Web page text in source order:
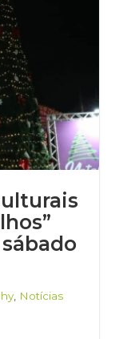
Notícias